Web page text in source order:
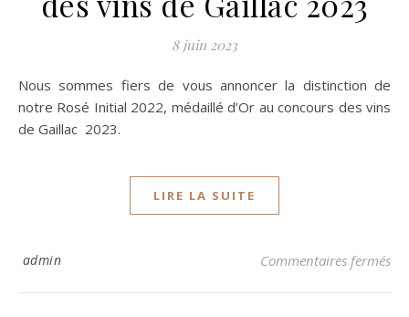
8 juin 2023
Nous sommes fiers de vous annoncer la distinction de
notre Rosé Initial 2022, médaillé d’Or au concours des vins
de Gaillac 2023.
LIRE LA SUITE
admin Commentaires fermés